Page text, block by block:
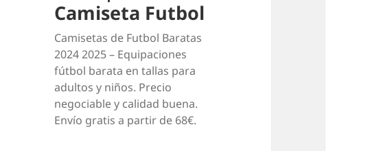
Camiseta Futbol
Camisetas de Futbol Baratas
2024 2025 – Equipaciones
fútbol barata en tallas para
adultos y niños. Precio
negociable y calidad buena.
Envío gratis a partir de 68€.